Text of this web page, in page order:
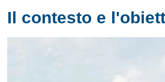
Il contesto e